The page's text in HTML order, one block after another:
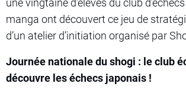
une vingtaine d’élèves du club
manga ont découvert ce jeu de
d’un atelier d’initiation organisé par
Journée nationale du shogi : le club
découvre les échecs japonais !